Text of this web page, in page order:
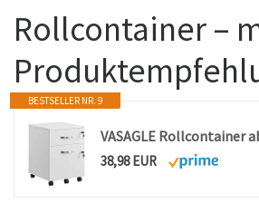
Rollcontainer –
BESTSELLER NR. 9
38,98 EUR